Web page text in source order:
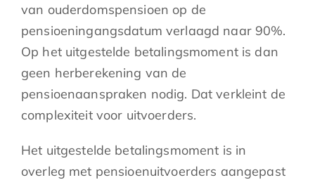
van ouderdomspensioen op de
pensioeningangsdatum verlaagd naar 90%.
Op het uitgestelde betalingsmoment is dan
geen herberekening van de
pensioenaanspraken nodig. Dat verkleint de
complexiteit voor uitvoerders.
Het uitgestelde betalingsmoment is in
overleg met pensioenuitvoerders aangepast